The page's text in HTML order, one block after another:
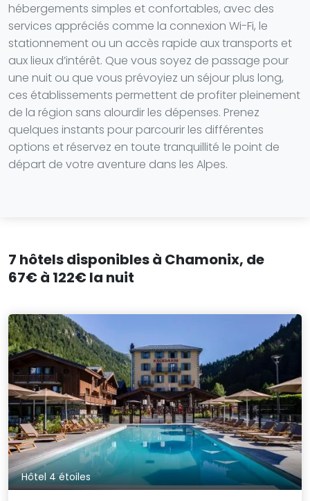
hébergements simples et confortables, avec des
services appréciés comme la connexion Wi-Fi, le
stationnement ou un accès rapide aux transports et
aux lieux d’intérêt. Que vous soyez de passage pour
une nuit ou que vous prévoyiez un séjour plus long,
ces établissements permettent de profiter pleinement
de la région sans alourdir les dépenses. Prenez
quelques instants pour parcourir les différentes
options et réservez en toute tranquillité le point de
départ de votre aventure dans les Alpes.
7 hôtels disponibles à Chamonix, de
67€ à 122€ la nuit
Hôtel 4 étoiles